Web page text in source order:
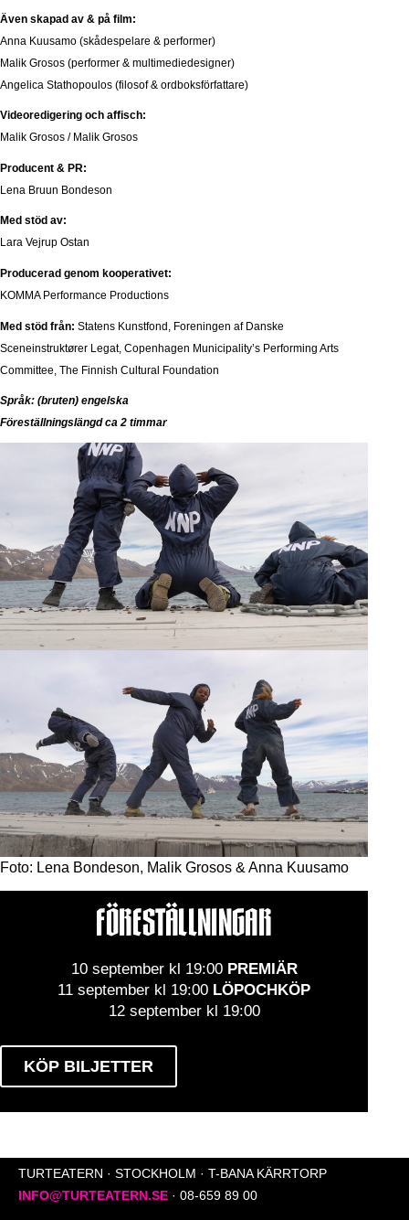
Även skapad av & på film:
Anna Kuusamo (skådespelare & performer)
Malik Grosos (performer & multimediedesigner)
Angelica Stathopoulos (filosof & ordboksförfattare)
Videoredigering och affisch:
Malik Grosos / Malik Grosos
Producent & PR:
Lena Bruun Bondeson
Med stöd av:
Lara Vejrup Ostan
Producerad genom kooperativet:
KOMMA Performance Productions
Med stöd från: Statens Kunstfond, Foreningen af Danske
Sceneinstruktører Legat, Copenhagen Municipality’s Performing Arts
Committee, The Finnish Cultural Foundation
Språk: (bruten) engelska
Föreställningslängd ca 2 timmar
Foto: Lena Bondeson, Malik Grosos & Anna Kuusamo
FÖRESTÄLLNINGAR
10 september kl 19:00 PREMIÄR
11 september kl 19:00 LÖPOCHKÖP
12 september kl 19:00
KÖP BILJETTER
TURTEATERN · STOCKHOLM · T-BANA KÄRRTORP
INFO@TURTEATERN.SE · 08-659 89 00